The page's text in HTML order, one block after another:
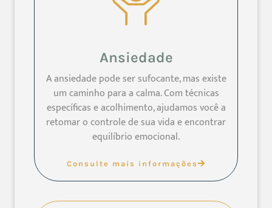
Ansiedade
A ansiedade pode ser sufocante, mas existe
um caminho para a calma. Com técnicas
específicas e acolhimento, ajudamos você a
retomar o controle de sua vida e encontrar
equilíbrio emocional.
Consulte mais informações